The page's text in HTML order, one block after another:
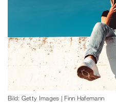
Bild: Getty Images | Finn Hafemann